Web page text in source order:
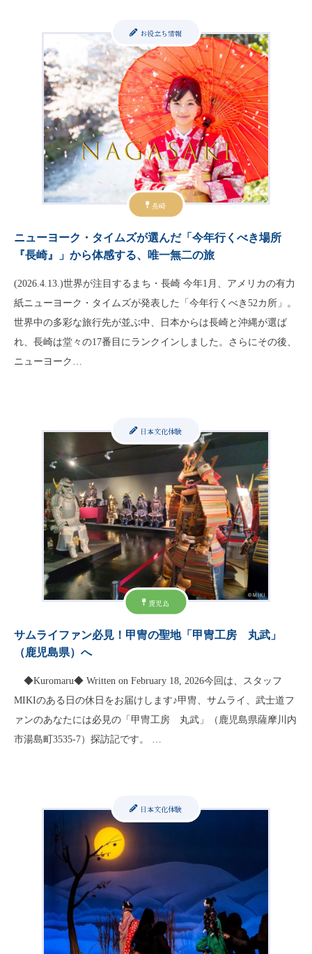
長崎
お役立ち情報
ニューヨーク・タイムズが選んだ「今年行くべき場所
『長崎』」から体感する、唯一無二の旅
(2026.4.13.)世界が注目するまち・長崎 今年1月、アメリカの有力
紙ニューヨーク・タイムズが発表した「今年行くべき52カ所」。
世界中の多彩な旅行先が並ぶ中、日本からは長崎と沖縄が選ば
れ、長崎は堂々の17番目にランクインしました。さらにその後、
ニューヨーク…
鹿児島
日本文化体験
サムライファン必見！甲冑の聖地「甲冑工房 丸武」
（鹿児島県）へ
◆Kuromaru◆ Written on February 18, 2026今回は、スタッフ
MIKIのある日の休日をお届けします♪甲冑、サムライ、武士道フ
ァンのあなたには必見の「甲冑工房 丸武」（鹿児島県薩摩川内
市湯島町3535-7）探訪記です。 …
日本文化体験